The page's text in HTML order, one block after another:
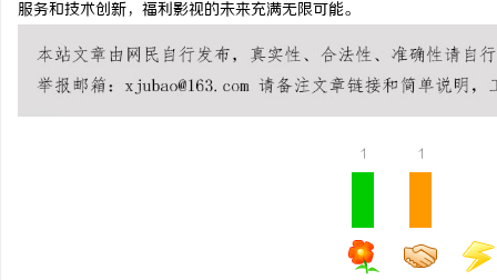
服务和技术创新，福利影视的未来充满无限可能。
1 1
锡条，焊锡球，焊锡丝
6337锡条，巨一，焊锡